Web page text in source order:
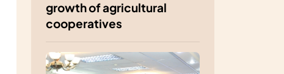
growth of agricultural
cooperatives